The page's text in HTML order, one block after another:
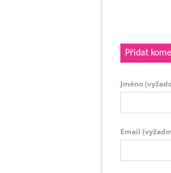
Přidat
Jméno
Email